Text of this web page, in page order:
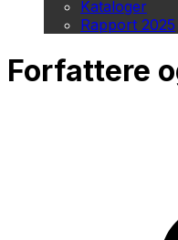
Kataloger
Rapport 2025
Forfattere